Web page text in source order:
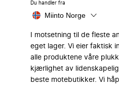
Du handler fra
Miinto Norge
I motsetning til de fleste
eget lager. Vi eier faktisk
alle produktene våre
kjærlighet av
beste motebutikker. Vi